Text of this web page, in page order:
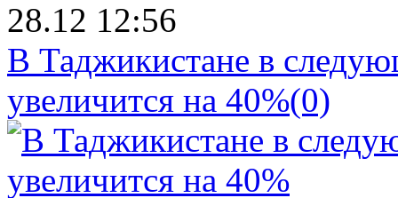
28.12 12:56
В Таджикистане в
увеличится на 40%(0)